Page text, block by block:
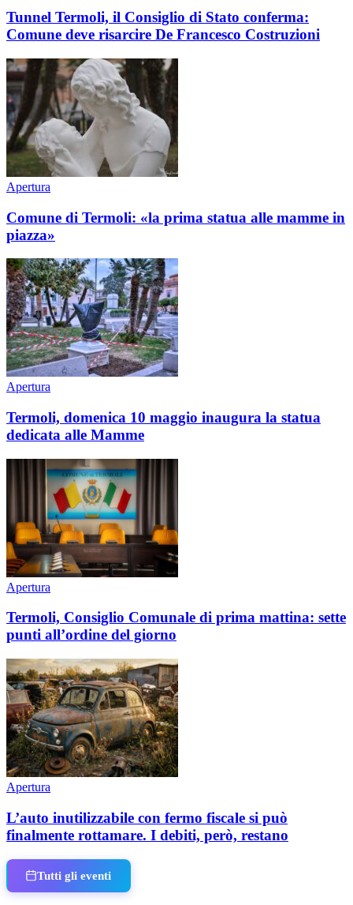
Tunnel Termoli, il Consiglio di Stato conferma:
Comune deve risarcire De Francesco Costruzioni
Apertura
Comune di Termoli: «la prima statua alle mamme in
piazza»
Apertura
Termoli, domenica 10 maggio inaugura la statua
dedicata alle Mamme
Apertura
Termoli, Consiglio Comunale di prima mattina: sette
punti all’ordine del giorno
Apertura
L’auto inutilizzabile con fermo fiscale si può
finalmente rottamare. I debiti, però, restano
Tutti gli eventi